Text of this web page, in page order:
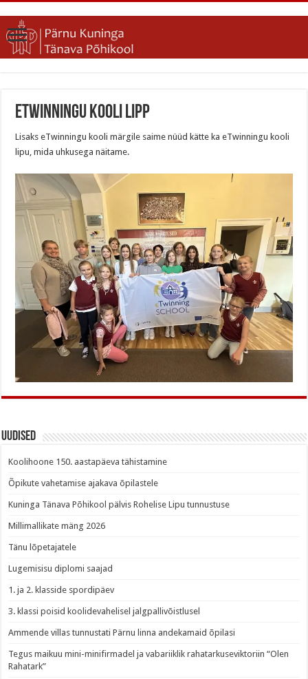
eTwinningu kooli lipp
Lisaks eTwinningu kooli märgile saime nüüd kätte ka eTwinningu kooli
lipu, mida uhkusega näitame.
Uudised
Koolihoone 150. aastapäeva tähistamine
Õpikute vahetamise ajakava õpilastele
Kuninga Tänava Põhikool pälvis Rohelise Lipu tunnustuse
Millimallikate mäng 2026
Tänu lõpetajatele
Lugemisisu diplomi saajad
1. ja 2. klasside spordipäev
3. klassi poisid koolidevahelisel jalgpallivõistlusel
Ammende villas tunnustati Pärnu linna andekamaid õpilasi
Tegus maikuu mini-minifirmadel ja vabariiklik rahatarkuseviktoriin “Olen
Rahatark”